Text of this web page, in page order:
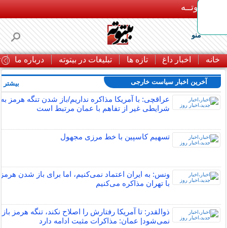
بـیتوتــه
منو
خانه اخبار داغ تازه ها تبلیغات در بیتوته درباره ما
آخرین اخبار سیاست خارجی
عراقچی: با آمریکا مذاکره نداریم/باز شدن تنگه هرمز به
شرایطی غیر از تفاهم با عمان مرتبط است
تسهیم کاسپین با خط مرزی مجهول
ونس: به ایران اعتماد نمی‌کنیم، اما برای باز شدن هرمز
با تهران مذاکره می‌کنیم
ذوالقدر: تا آمریکا رفتارش را اصلاح نکند، تنگه هرمز باز
نمی‌شود| عمان: مذاکرات مثبت ادامه دارد
بیشتر